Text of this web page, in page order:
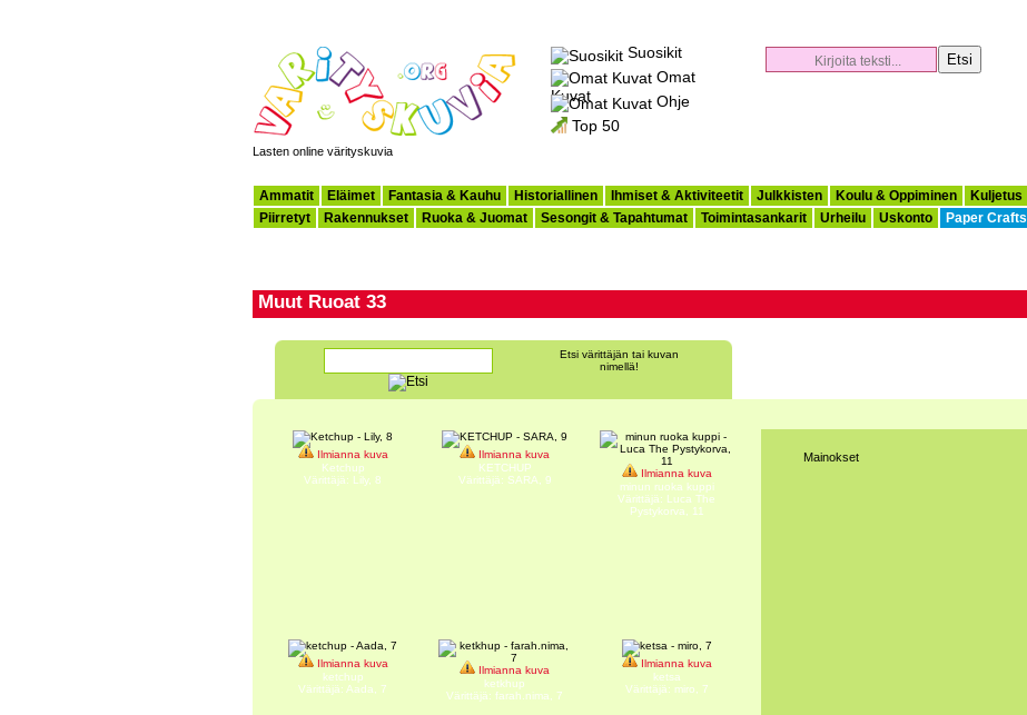
Lasten online värityskuvia
Suosikit
Omat
Kuvat
Ohje
Top 50
Ammatit Eläimet Fantasia & Kauhu Historiallinen Ihmiset & Aktiviteetit Julkkisten Koulu & Oppiminen Kuljetus
Piirretyt
Rakennukset Ruoka & Juomat Sesongit & Tapahtumat Toimintasankarit Urheilu Uskonto Paper Crafts
Muut Ruoat 33
Etsi värittäjän tai kuvan
nimellä!
Mainokset
Ilmianna kuva
Ketchup
Värittäjä: Lily, 8
Ilmianna kuva
KETCHUP
Värittäjä: SARA, 9
Ilmianna kuva
minun ruoka kuppi
Värittäjä: Luca The
Pystykorva, 11
Ilmianna kuva
ketchup
Värittäjä: Aada, 7
Ilmianna kuva
ketkhup
Värittäjä: farah.nima, 7
Ilmianna kuva
ketsa
Värittäjä: miro, 7